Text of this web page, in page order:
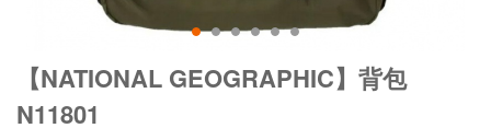
【NATIONAL GEOGRAPHIC】背包
N11801